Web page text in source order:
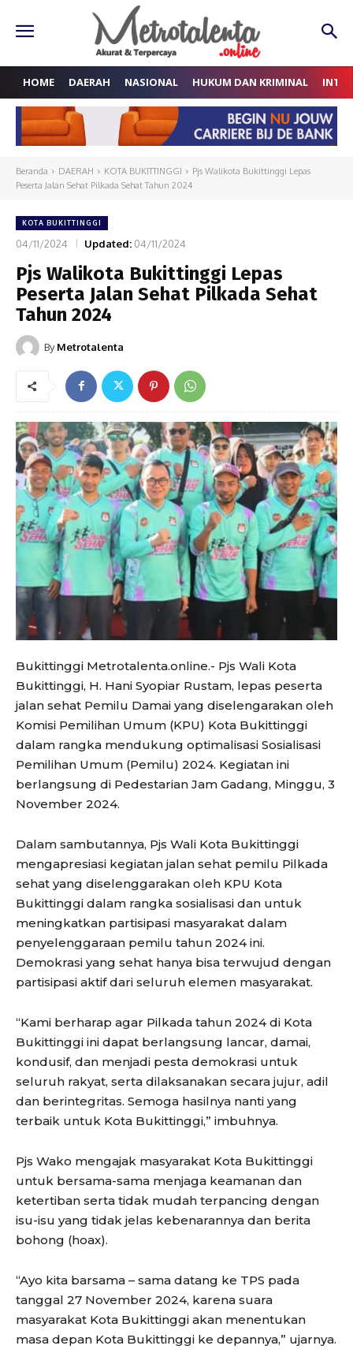
HOME DAERAH NASIONAL HUKUM DAN KRIMINAL
Beranda DAERAH KOTA BUKITTINGGI
Pjs Walikota Bukittinggi Lepas
Peserta Jalan Sehat Pilkada Sehat Tahun 2024
KOTA BUKITTINGGI
04/11/2024 Updated: 04/11/2024
Pjs Walikota Bukittinggi Lepas
Peserta Jalan Sehat Pilkada Sehat
Tahun 2024
By Metrotalenta
Bukittinggi Metrotalenta.online.- Pjs Wali Kota
Bukittinggi, H. Hani Syopiar Rustam, lepas peserta
jalan sehat Pemilu Damai yang diselengarakan oleh
Komisi Pemilihan Umum (KPU) Kota Bukittinggi
dalam rangka mendukung optimalisasi Sosialisasi
Pemilihan Umum (Pemilu) 2024. Kegiatan ini
berlangsung di Pedestarian Jam Gadang, Minggu, 3
November 2024.
Dalam sambutannya, Pjs Wali Kota Bukittinggi
mengapresiasi kegiatan jalan sehat pemilu Pilkada
sehat yang diselenggarakan oleh KPU Kota
Bukittinggi dalam rangka sosialisasi dan untuk
meningkatkan partisipasi masyarakat dalam
penyelenggaraan pemilu tahun 2024 ini.
Demokrasi yang sehat hanya bisa terwujud dengan
partisipasi aktif dari seluruh elemen masyarakat.
“Kami berharap agar Pilkada tahun 2024 di Kota
Bukittinggi ini dapat berlangsung lancar, damai,
kondusif, dan menjadi pesta demokrasi untuk
seluruh rakyat, serta dilaksanakan secara jujur, adil
dan berintegritas. Semoga hasilnya nanti yang
terbaik untuk Kota Bukittinggi,” imbuhnya.
Pjs Wako mengajak masyarakat Kota Bukittinggi
untuk bersama-sama menjaga keamanan dan
ketertiban serta tidak mudah terpancing dengan
isu-isu yang tidak jelas kebenarannya dan berita
bohong (hoax).
“Ayo kita barsama – sama datang ke TPS pada
tanggal 27 November 2024, karena suara
masyarakat Kota Bukittinggi akan menentukan
masa depan Kota Bukittinggi ke depannya,” ujarnya.